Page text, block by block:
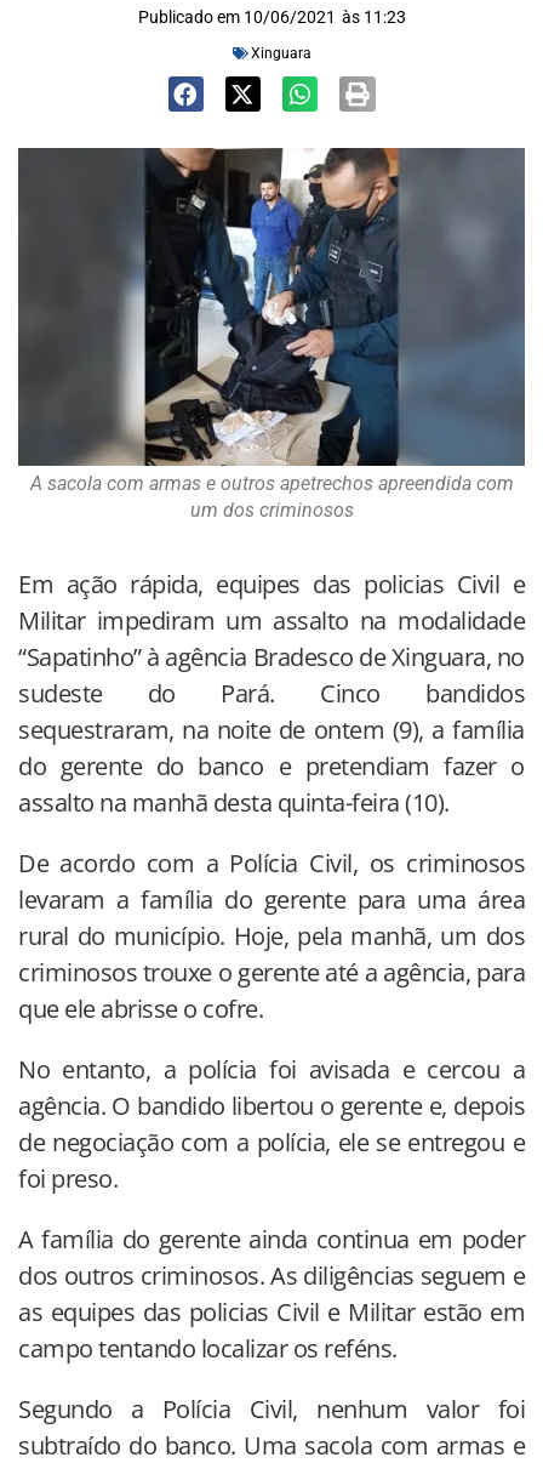
Publicado em 10/06/2021 às 11:23
Xinguara
A sacola com armas e outros apetrechos apreendida com
um dos criminosos
Em ação rápida, equipes das policias Civil e
Militar impediram um assalto na modalidade
“Sapatinho” à agência Bradesco de Xinguara, no
sudeste do Pará. Cinco bandidos
sequestraram, na noite de ontem (9), a família
do gerente do banco e pretendiam fazer o
assalto na manhã desta quinta-feira (10).
De acordo com a Polícia Civil, os criminosos
levaram a família do gerente para uma área
rural do município. Hoje, pela manhã, um dos
criminosos trouxe o gerente até a agência, para
que ele abrisse o cofre.
No entanto, a polícia foi avisada e cercou a
agência. O bandido libertou o gerente e, depois
de negociação com a polícia, ele se entregou e
foi preso.
A família do gerente ainda continua em poder
dos outros criminosos. As diligências seguem e
as equipes das policias Civil e Militar estão em
campo tentando localizar os reféns.
Segundo a Polícia Civil, nenhum valor foi
subtraído do banco. Uma sacola com armas e